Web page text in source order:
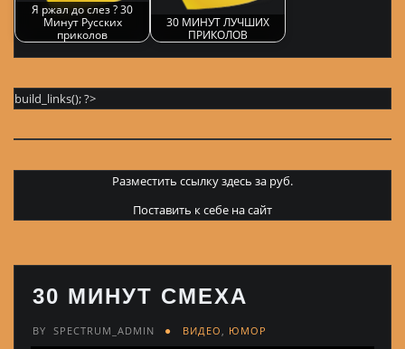
Я ржал до слез ? 30
Минут Русских
приколов
30 МИНУТ ЛУЧШИХ
ПРИКОЛОВ
build_links(); ?>
Разместить ссылку здесь за руб.
Поставить к себе на сайт
30 МИНУТ СМЕХА
BY SPECTRUM_ADMIN ВИДЕО , ЮМОР